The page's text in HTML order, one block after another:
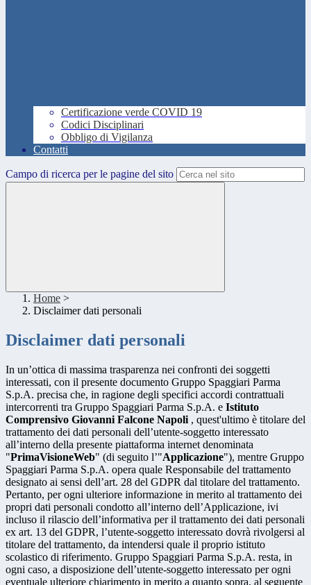
Certificazione verde COVID 19
Codici Disciplinari
Obbligo di Vigilanza
Contatti
Campo di ricerca per le pagine del sito
Home >
Disclaimer dati personali
Disclaimer dati personali
In un’ottica di massima trasparenza nei confronti dei soggetti
interessati, con il presente documento Gruppo Spaggiari Parma
S.p.A. precisa che, in ragione degli specifici accordi contrattuali
intercorrenti tra Gruppo Spaggiari Parma S.p.A. e Istituto
Comprensivo Giovanni Falcone Napoli , quest'ultimo è titolare del
trattamento dei dati personali dell’utente-soggetto interessato
all’interno della presente piattaforma internet denominata
"PrimaVisioneWeb" (di seguito l’"Applicazione"), mentre Gruppo
Spaggiari Parma S.p.A. opera quale Responsabile del trattamento
designato ai sensi dell’art. 28 del GDPR dal titolare del trattamento.
Pertanto, per ogni ulteriore informazione in merito al trattamento dei
propri dati personali condotto all’interno dell’Applicazione, ivi
incluso il rilascio dell’informativa per il trattamento dei dati personali
ex art. 13 del GDPR, l’utente-soggetto interessato dovrà rivolgersi al
titolare del trattamento, da intendersi quale il proprio istituto
scolastico di riferimento. Gruppo Spaggiari Parma S.p.A. resta, in
ogni caso, a disposizione dell’utente-soggetto interessato per ogni
eventuale ulteriore chiarimento in merito a quanto sopra, al seguente